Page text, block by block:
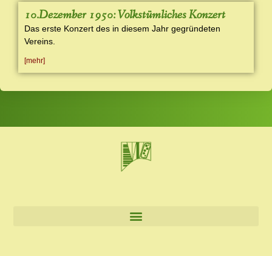
10.Dezember 1950: Volkstümliches Konzert
Das erste Konzert des in diesem Jahr gegründeten
Vereins.
[mehr]